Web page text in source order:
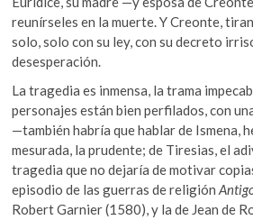
reunírseles en la muerte. Y Creonte,
solo, solo con su ley, con su decreto
desesperación.
La tragedia es inmensa, la trama
personajes están bien perfilados, con
—también habría que hablar de Ismena,
mesurada, la prudente; de Tiresias, el
tragedia que no dejaría de motivar
episodio de las guerras de religión
Robert Garnier (1580), y la de Jean de